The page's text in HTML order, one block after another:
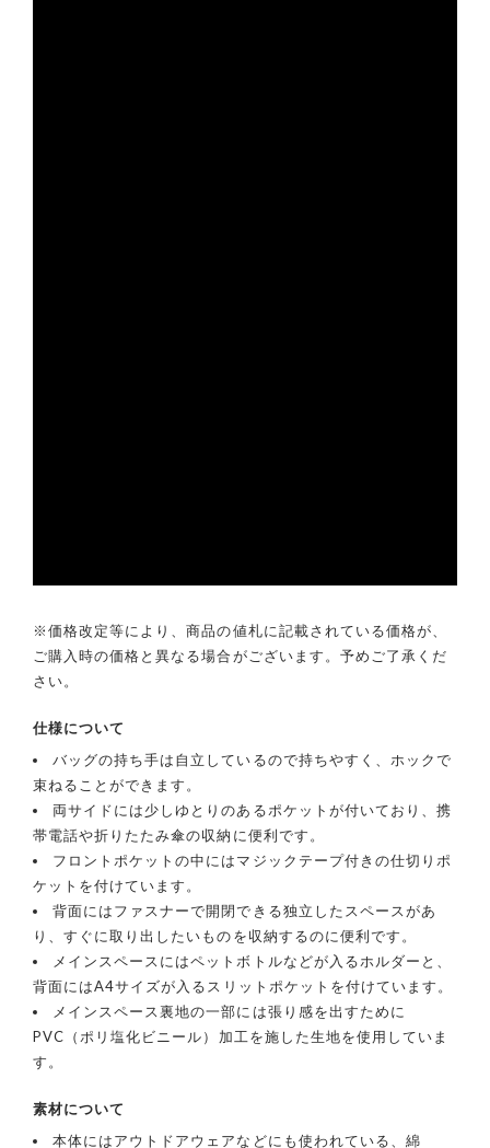
※価格改定等により、商品の値札に記載されている価格が、
ご購入時の価格と異なる場合がございます。予めご了承くだ
さい。
仕様について
バッグの持ち手は自立しているので持ちやすく、ホックで
束ねることができます。
両サイドには少しゆとりのあるポケットが付いており、携
帯電話や折りたたみ傘の収納に便利です。
フロントポケットの中にはマジックテープ付きの仕切りポ
ケットを付けています。
背面にはファスナーで開閉できる独立したスペースがあ
り、すぐに取り出したいものを収納するのに便利です。
メインスペースにはペットボトルなどが入るホルダーと、
背面にはA4サイズが入るスリットポケットを付けています。
メインスペース裏地の一部には張り感を出すために
PVC（ポリ塩化ビニール）加工を施した生地を使用していま
す。
素材について
本体にはアウトドアウェアなどにも使われている、綿